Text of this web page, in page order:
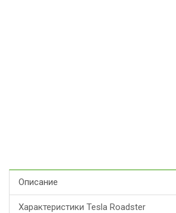
Описание
Характеристики Tesla Roadster